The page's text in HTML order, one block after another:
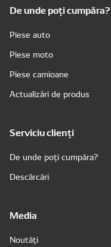
De unde poți cumpăra?
Piese auto
Piese moto
Piese camioane
Actualizări de produs
Serviciu clienți
De unde poți cumpăra?
Descărcări
Media
Noutăți